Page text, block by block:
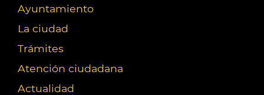
Ayuntamiento
La ciudad
Trámites
Atención ciudadana
Actualidad